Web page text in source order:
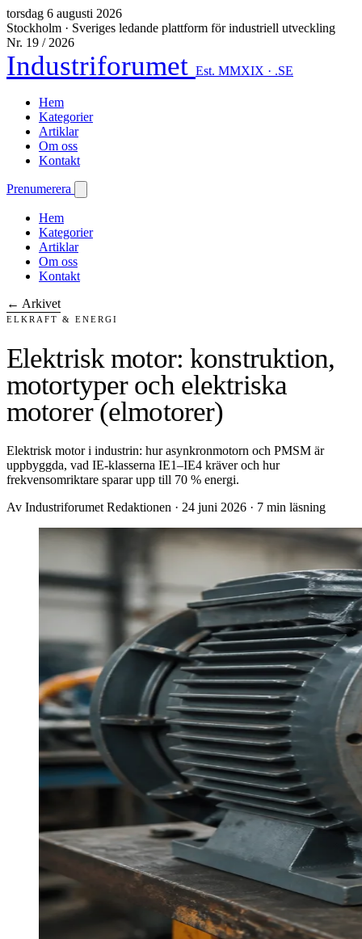
torsdag 6 augusti 2026
Stockholm · Sveriges ledande plattform för industriell utveckling
Nr. 19 / 2026
Industriforumet Est. MMXIX · .SE
Hem
Kategorier
Artiklar
Om oss
Kontakt
Prenumerera
Hem
Kategorier
Artiklar
Om oss
Kontakt
← Arkivet
ELKRAFT & ENERGI
Elektrisk motor: konstruktion,
motortyper och elektriska
motorer (elmotorer)
Elektrisk motor i industrin: hur asynkronmotorn och PMSM är
uppbyggda, vad IE-klasserna IE1–IE4 kräver och hur
frekvensomriktare sparar upp till 70 % energi.
Av Industriforumet Redaktionen · 24 juni 2026 · 7 min läsning